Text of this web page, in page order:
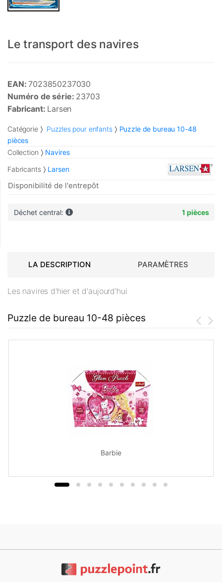
Le transport des navires
EAN: 7023850237030
Numéro de série: 23703
Fabricant: Larsen
Catégorie Puzzles pour enfants
Puzzle de bureau 10-48
pièces
Collection
Navires
Fabricants
Larsen
Disponibilité de l'entrepôt
Déchet central: 1 pièces
LA DESCRIPTION PARAMÈTRES
Les navires d'hier et d'aujourd'hui
Puzzle de bureau 10-48 pièces
Barbie